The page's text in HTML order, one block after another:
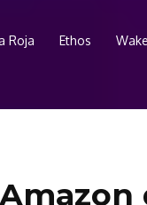
Roja Ethos